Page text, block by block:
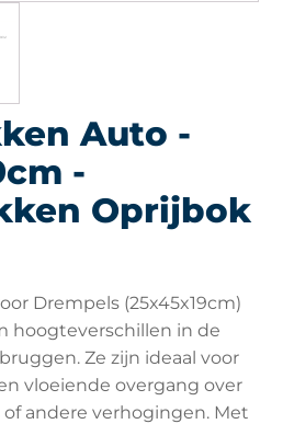
Auto -
-
Oprijbok
Drempels (25x45x19cm)
hoogteverschillen in de
Ze zijn ideaal voor
vloeiende overgang over
andere verhogingen. Met